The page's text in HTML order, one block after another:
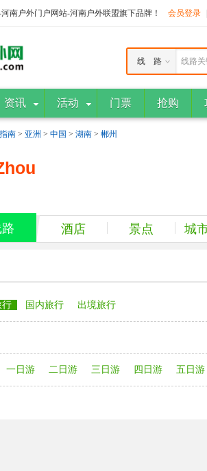
南户外门户网站-河南户外联盟旗下品牌！ 会员登录
线路
线 路
资讯 活动 门票 抢购
南 > 亚洲 > 中国 > 湖南 > 郴州
酒店 景点 城
行 国内旅行 出境旅行
一日游 二日游 三日游 四日游 五日游